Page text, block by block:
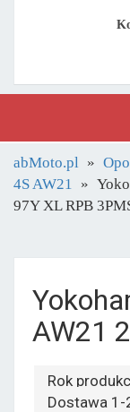
abMoto.pl
4S AW21
97Y XL RPB
AW21
Rok
Dostawa 1-